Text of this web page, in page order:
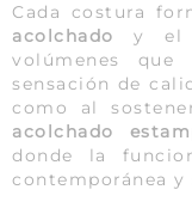
Cada costura
acolchado y el
volúmenes
sensación de
como al
acolchado
donde la
contemporánea y